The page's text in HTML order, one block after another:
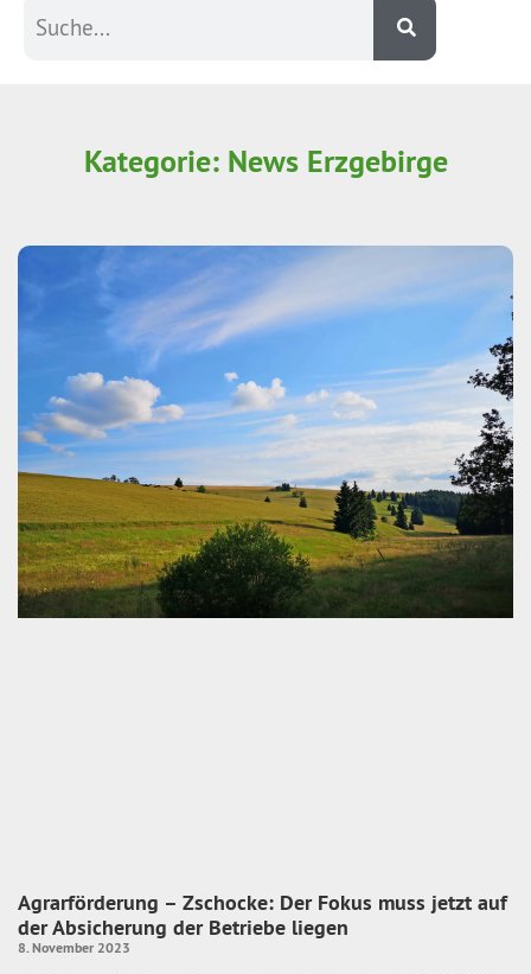
Kategorie: News Erzgebirge
Agrarförderung – Zschocke: Der Fokus muss jetzt auf
der Absicherung der Betriebe liegen
8. November 2023